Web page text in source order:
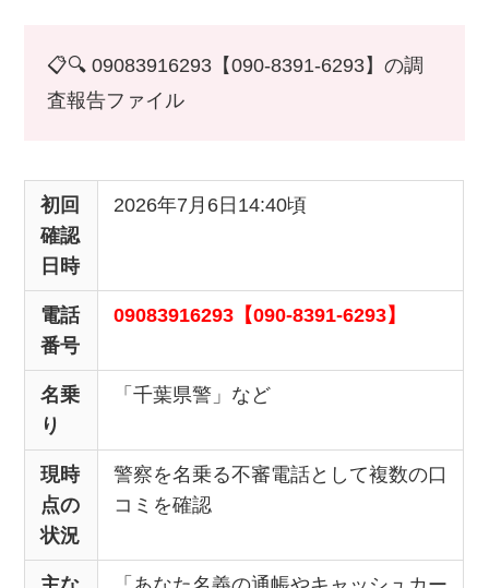
📋🔍 09083916293【090-8391-6293】の調
査報告ファイル
初回
確認
日時
2026年7月6日14:40頃
電話
番号
09083916293【090-8391-6293】
名乗
り
「千葉県警」など
現時
点の
状況
警察を名乗る不審電話として複数の口
コミを確認